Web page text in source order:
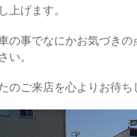
上げます。
の事でなにかお気づき
い。
のご来店を心よりお待